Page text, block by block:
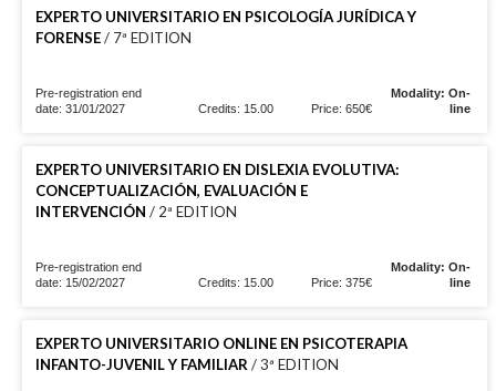
EXPERTO UNIVERSITARIO EN PSICOLOGÍA JURÍDICA Y
FORENSE/ 7ª EDITION
Pre-registration end
date: 31/01/2027
Credits: 15.00 Price: 650€
Modality: On-
line
EXPERTO UNIVERSITARIO EN DISLEXIA EVOLUTIVA:
CONCEPTUALIZACIÓN, EVALUACIÓN E
INTERVENCIÓN / 2ª EDITION
Pre-registration end
date: 15/02/2027
Credits: 15.00 Price: 375€
Modality: On-
line
EXPERTO UNIVERSITARIO ONLINE EN PSICOTERAPIA
INFANTO-JUVENIL Y FAMILIAR / 3ª EDITION